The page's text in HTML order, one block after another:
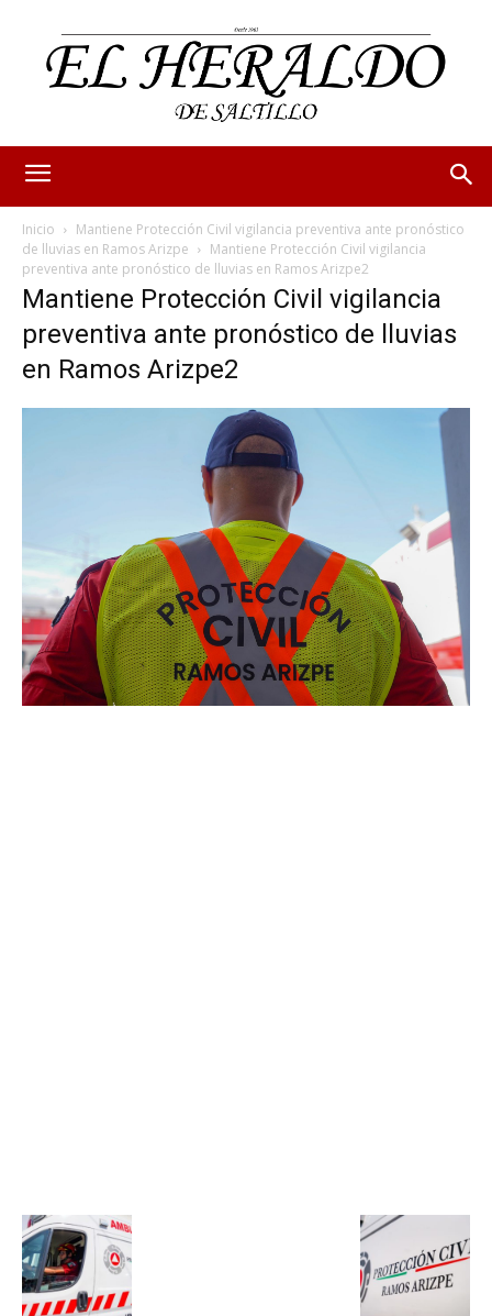
Inicio
Mantiene Protección Civil vigilancia preventiva ante pronóstico
de lluvias en Ramos Arizpe
Mantiene Protección Civil vigilancia
preventiva ante pronóstico de lluvias en Ramos Arizpe2
Mantiene Protección Civil vigilancia
preventiva ante pronóstico de lluvias
en Ramos Arizpe2